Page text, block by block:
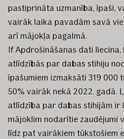
pastiprināta uzmanība, īpaši,
vairāk laika pavadām savā
arī mājokļa pagalmā.
If Apdrošināšanas dati liecina,
atlīdzībās par dabas stihiju
īpašumiem izmaksāti 319 000
50% vairāk nekā 2022. gadā.
atlīdzība par dabas stihijām ir
mājoklim nodarītie zaudējumi
līdz pat vairākiem tūkstošiem